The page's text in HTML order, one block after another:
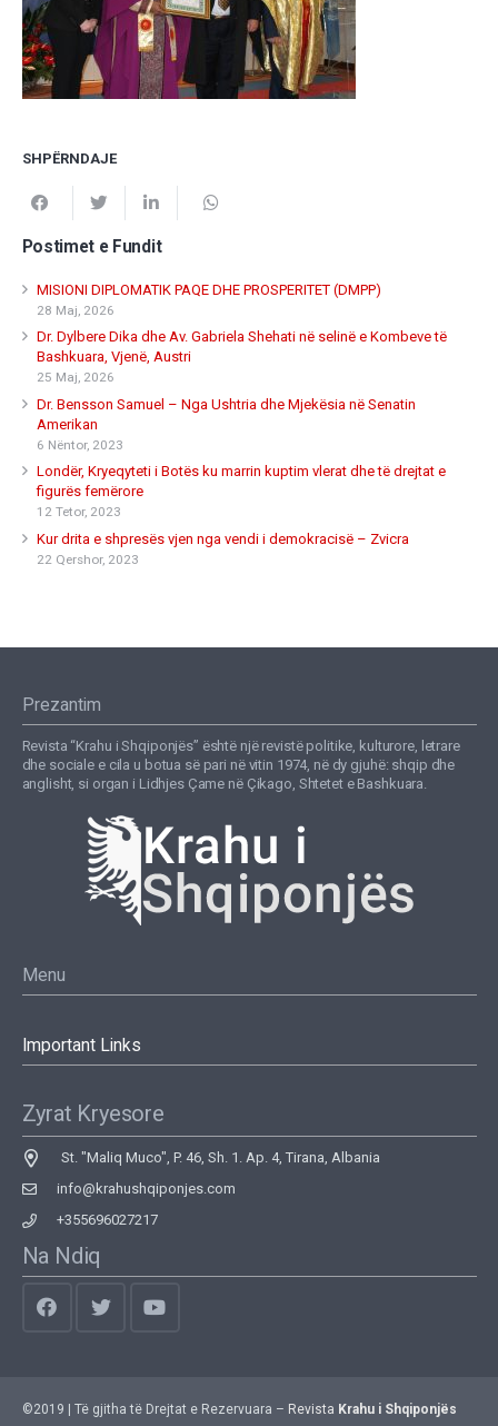
SHPËRNDAJE
Postimet e Fundit
MISIONI DIPLOMATIK PAQE DHE PROSPERITET (DMPP)
28 Maj, 2026
Dr. Dylbere Dika dhe Av. Gabriela Shehati në selinë e Kombeve të
Bashkuara, Vjenë, Austri
25 Maj, 2026
Dr. Bensson Samuel – Nga Ushtria dhe Mjekësia në Senatin
Amerikan
6 Nëntor, 2023
Londër, Kryeqyteti i Botës ku marrin kuptim vlerat dhe të drejtat e
figurës femërore
12 Tetor, 2023
Kur drita e shpresës vjen nga vendi i demokracisë – Zvicra
22 Qershor, 2023
Prezantim
Revista “Krahu i Shqiponjës” është një revistë politike, kulturore, letrare
dhe sociale e cila u botua së pari në vitin 1974, në dy gjuhë: shqip dhe
anglisht, si organ i Lidhjes Çame në Çikago, Shtetet e Bashkuara.
Menu
Important Links
Zyrat Kryesore
St. "Maliq Muco", P. 46, Sh. 1. Ap. 4, Tirana, Albania
info@krahushqiponjes.com
+355696027217
Na Ndiq
©2019 | Të gjitha të Drejtat e Rezervuara – Revista Krahu i Shqiponjës